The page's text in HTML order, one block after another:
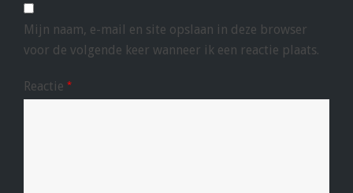
Mijn naam, e-mail en site opslaan in deze browser
voor de volgende keer wanneer ik een reactie plaats.
Reactie *